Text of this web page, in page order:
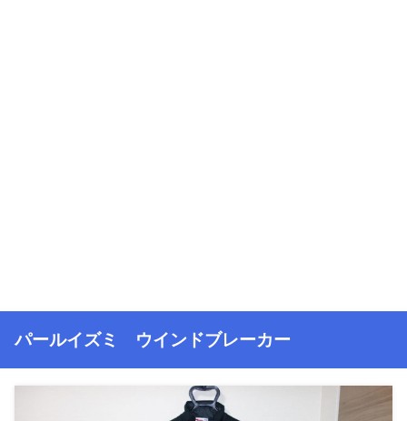
パールイズミ ウインドブレーカー